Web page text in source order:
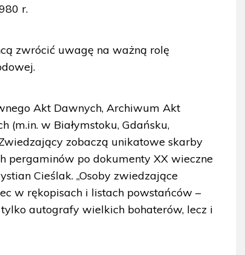
r.
zwrócić uwagę na ważną rolę
Akt Dawnych, Archiwum Akt
w Białymstoku, Gdańsku,
zobaczą unikatowe skarby
pergaminów po dokumenty XX wieczne
Cieślak. „Osoby zwiedzające
w rękopisach i listach powstańców –
tylko autografy wielkich bohaterów, lecz i